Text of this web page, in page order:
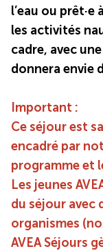
l’eau ou
les activités
cadre, avec
donnera envie
Important :
Ce séjour est
encadré par
programme et
Les jeunes
du séjour avec
organismes
AVEA Séjours